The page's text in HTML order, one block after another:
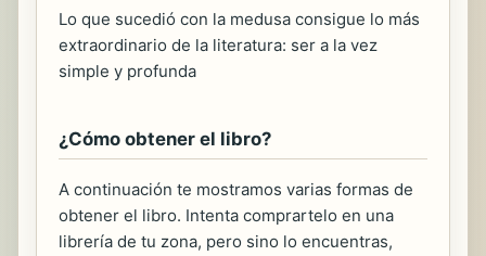
Lo que sucedió con la medusa consigue lo más
extraordinario de la literatura: ser a la vez
simple y profunda
¿Cómo obtener el libro?
A continuación te mostramos varias formas de
obtener el libro. Intenta comprartelo en una
librería de tu zona, pero sino lo encuentras,